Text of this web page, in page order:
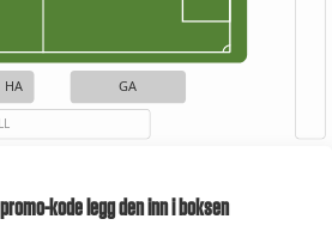
HA GA
kode legg den inn i boksen